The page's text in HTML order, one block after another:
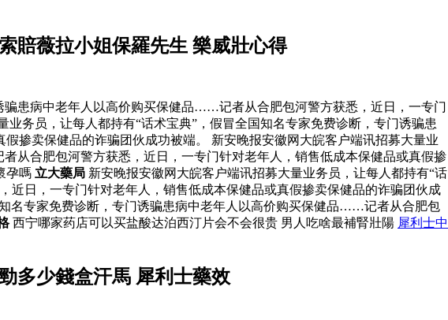
賠薇拉小姐保羅先生 樂威壯心得
患病中老年人以高价购买保健品……记者从合肥包河警方获悉，近日，一专门
务员，让每人都持有“话术宝典”，假冒全国知名专家免费诊断，专门诱骗患
掺卖保健品的诈骗团伙成功被端。 新安晚报安徽网大皖客户端讯招募大量业
从合肥包河警方获悉，近日，一专门针对老年人，销售低成本保健品或真假掺
孕嗎 立大藥局 新安晚报安徽网大皖客户端讯招募大量业务员，让每人都持有“话
日，一专门针对老年人，销售低成本保健品或真假掺卖保健品的诈骗团伙成
名专家免费诊断，专门诱骗患病中老年人以高价购买保健品……记者从合肥包
西宁哪家药店可以买盐酸达泊西汀片会不会很贵 男人吃啥最補腎壯陽 犀利士中
多少錢盒汗馬 犀利士藥效